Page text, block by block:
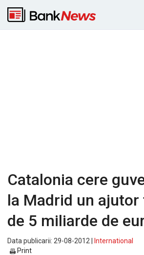
Catalonia cere
la Madrid un
de 5 miliarde de
Data publicarii: 29-08-2012 |
International
Print